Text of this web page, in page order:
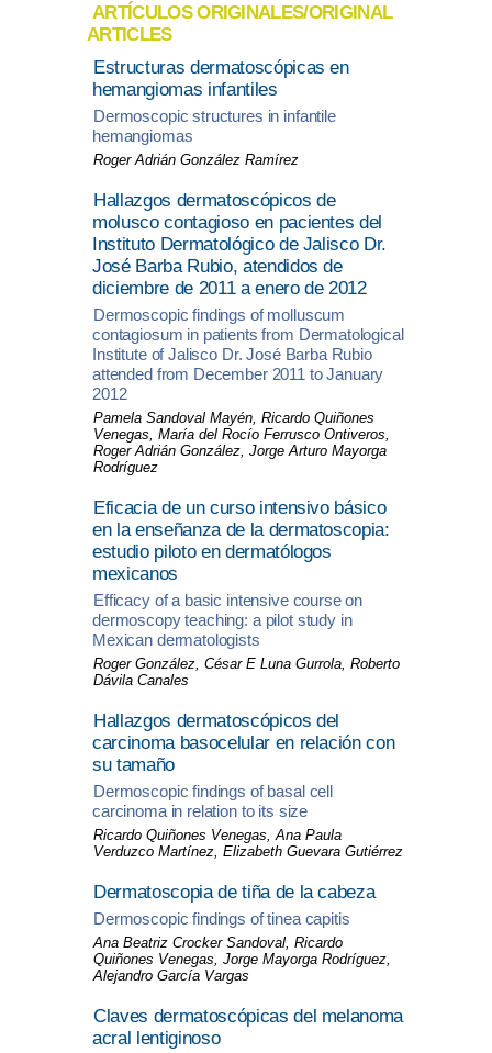
ARTÍCULOS ORIGINALES/ORIGINAL
ARTICLES
Estructuras dermatoscópicas en
hemangiomas infantiles
Dermoscopic structures in infantile
hemangiomas
Roger Adrián González Ramírez
Hallazgos dermatoscópicos de
molusco contagioso en pacientes del
Instituto Dermatológico de Jalisco Dr.
José Barba Rubio, atendidos de
diciembre de 2011 a enero de 2012
Dermoscopic findings of molluscum
contagiosum in patients from Dermatological
Institute of Jalisco Dr. José Barba Rubio
attended from December 2011 to January
2012
Pamela Sandoval Mayén, Ricardo Quiñones
Venegas, María del Rocío Ferrusco Ontiveros,
Roger Adrián González, Jorge Arturo Mayorga
Rodríguez
Eficacia de un curso intensivo básico
en la enseñanza de la dermatoscopia:
estudio piloto en dermatólogos
mexicanos
Efficacy of a basic intensive course on
dermoscopy teaching: a pilot study in
Mexican dermatologists
Roger González, César E Luna Gurrola, Roberto
Dávila Canales
Hallazgos dermatoscópicos del
carcinoma basocelular en relación con
su tamaño
Dermoscopic findings of basal cell
carcinoma in relation to its size
Ricardo Quiñones Venegas, Ana Paula
Verduzco Martínez, Elizabeth Guevara Gutiérrez
Dermatoscopia de tiña de la cabeza
Dermoscopic findings of tinea capitis
Ana Beatriz Crocker Sandoval, Ricardo
Quiñones Venegas, Jorge Mayorga Rodríguez,
Alejandro García Vargas
Claves dermatoscópicas del melanoma
acral lentiginoso